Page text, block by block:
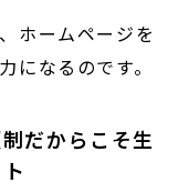
ホームページを
になるのです。
だからこそ生